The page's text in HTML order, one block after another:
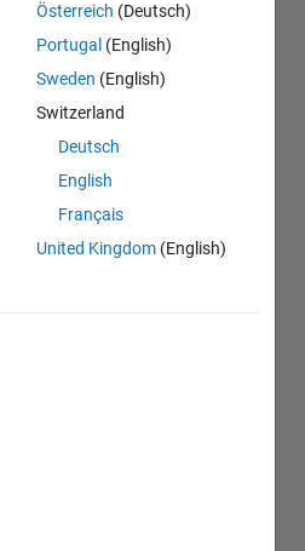
Österreich (Deutsch)
Portugal (English)
Sweden (English)
Switzerland
Deutsch
English
Français
United Kingdom (English)